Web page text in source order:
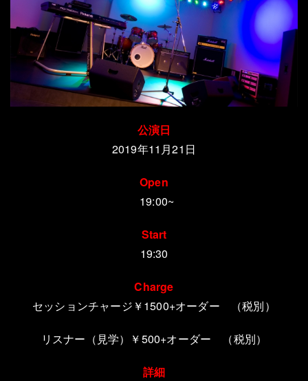
公演日
2019年11月21日
Open
19:00~
Start
19:30
Charge
セッションチャージ￥1500+オーダー （税別）
リスナー（見学）￥500+オーダー （税別）
詳細